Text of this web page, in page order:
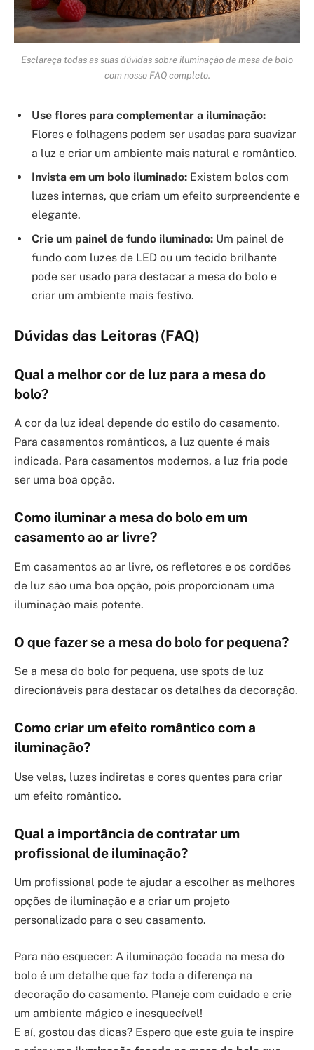
Esclareça todas as suas dúvidas sobre iluminação de mesa de bolo
com nosso FAQ completo.
Use flores para complementar a iluminação:
Flores e folhagens podem ser usadas para suavizar
a luz e criar um ambiente mais natural e romântico.
Invista em um bolo iluminado: Existem bolos com
luzes internas, que criam um efeito surpreendente e
elegante.
Crie um painel de fundo iluminado: Um painel de
fundo com luzes de LED ou um tecido brilhante
pode ser usado para destacar a mesa do bolo e
criar um ambiente mais festivo.
Dúvidas das Leitoras (FAQ)
Qual a melhor cor de luz para a mesa do
bolo?
A cor da luz ideal depende do estilo do casamento.
Para casamentos românticos, a luz quente é mais
indicada. Para casamentos modernos, a luz fria pode
ser uma boa opção.
Como iluminar a mesa do bolo em um
casamento ao ar livre?
Em casamentos ao ar livre, os refletores e os cordões
de luz são uma boa opção, pois proporcionam uma
iluminação mais potente.
O que fazer se a mesa do bolo for pequena?
Se a mesa do bolo for pequena, use spots de luz
direcionáveis para destacar os detalhes da decoração.
Como criar um efeito romântico com a
iluminação?
Use velas, luzes indiretas e cores quentes para criar
um efeito romântico.
Qual a importância de contratar um
profissional de iluminação?
Um profissional pode te ajudar a escolher as melhores
opções de iluminação e a criar um projeto
personalizado para o seu casamento.
Para não esquecer: A iluminação focada na mesa do
bolo é um detalhe que faz toda a diferença na
decoração do casamento. Planeje com cuidado e crie
um ambiente mágico e inesquecível!
E aí, gostou das dicas? Espero que este guia te inspire